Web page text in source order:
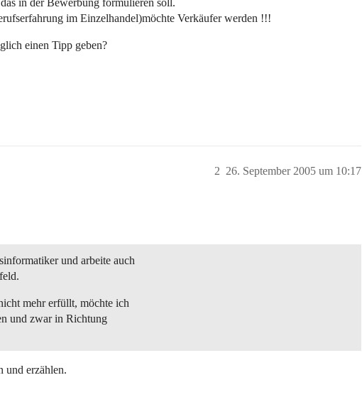
in der Bewerbung formulieren soll.
im Einzelhandel)möchte Verkäufer werden !!!
einen Tipp geben?
26. September 2005 um 10:17
2
und arbeite auch
mehr erfüllt, möchte ich
und zwar in Richtung
und erzählen.